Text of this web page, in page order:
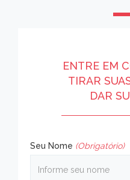
ENTRE EM
TIRAR
DAR
Seu Nome (Obrigatório)